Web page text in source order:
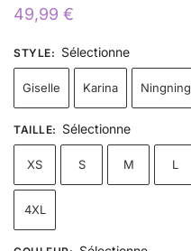
49,99 €
STYLE: Sélectionne
Giselle Karina Ningning
TAILLE: Sélectionne
XS S M L
4XL